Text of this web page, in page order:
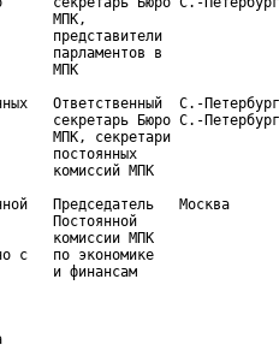
МПК,
представители
парламентов в
МПК
Ответственный  С.-
секретарь Бюро С.-
МПК, секретари
постоянных
комиссий МПК
Председатель   Москва
Постоянной
комиссии МПК
с   по экономике
и финансам